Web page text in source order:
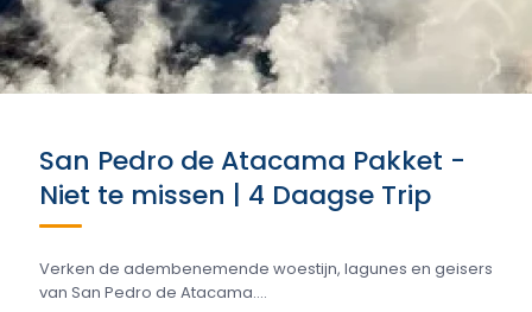
San Pedro de Atacama Pakket -
Niet te missen | 4 Daagse Trip
Verken de adembenemende woestijn, lagunes en geisers
van San Pedro de Atacama....